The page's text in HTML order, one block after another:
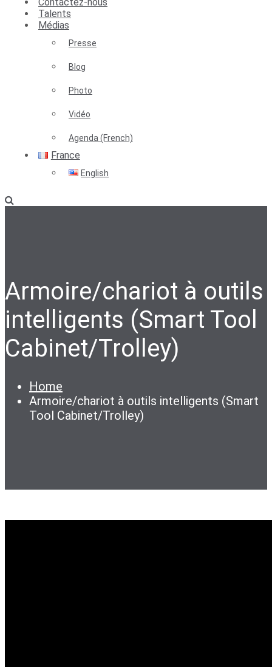
Talents
Médias
Presse
Blog
Photo
Vidéo
Agenda (French)
France
English
Armoire/chariot à outils
intelligents (Smart Tool
Cabinet/Trolley)
Home
Armoire/chariot à outils intelligents (Smart
Tool Cabinet/Trolley)